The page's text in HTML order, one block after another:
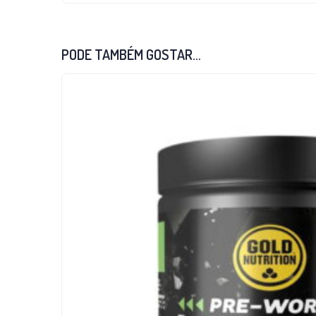
PODE TAMBÉM GOSTAR…